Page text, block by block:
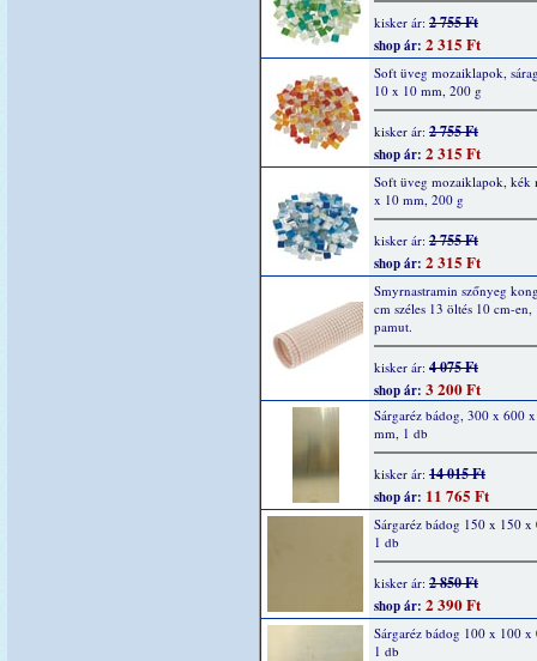
kisker ár: 2 755 Ft
shop ár: 2 315 Ft
Soft üveg mozaiklapok,
10 x 10 mm, 200 g
kisker ár: 2 755 Ft
shop ár: 2 315 Ft
Soft üveg mozaiklapok, kék
x 10 mm, 200 g
kisker ár: 2 755 Ft
shop ár: 2 315 Ft
Smyrnastramin szőnyeg
cm széles 13 öltés 10 cm-en,
pamut.
kisker ár: 4 075 Ft
shop ár: 3 200 Ft
Sárgaréz bádog, 300 x 600
mm, 1 db
kisker ár: 14 015 Ft
shop ár: 11 765 Ft
Sárgaréz bádog 150 x 150
1 db
kisker ár: 2 850 Ft
shop ár: 2 390 Ft
Sárgaréz bádog 100 x 100
1 db